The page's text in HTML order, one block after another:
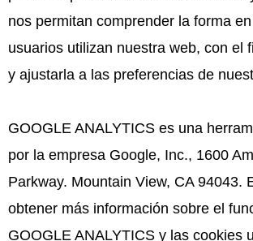
nos permitan comprender la forma
usuarios utilizan nuestra web, con el
y ajustarla a las preferencias de
GOOGLE ANALYTICS es una
por la empresa Google, Inc., 1600
Parkway. Mountain View, CA 94043.
obtener más información sobre el
GOOGLE ANALYTICS y las cookies